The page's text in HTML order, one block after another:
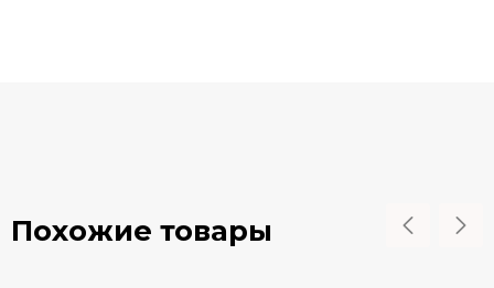
Похожие товары